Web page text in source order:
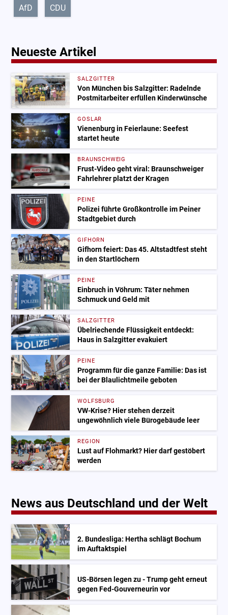
AfD CDU
Neueste Artikel
SALZGITTER
Von München bis Salzgitter: Radelnde
Postmitarbeiter erfüllen Kinderwünsche
GOSLAR
Vienenburg in Feierlaune: Seefest
startet heute
BRAUNSCHWEIG
Frust-Video geht viral: Braunschweiger
Fahrlehrer platzt der Kragen
PEINE
Polizei führte Großkontrolle im Peiner
Stadtgebiet durch
GIFHORN
Gifhorn feiert: Das 45. Altstadtfest steht
in den Startlöchern
PEINE
Einbruch in Vöhrum: Täter nehmen
Schmuck und Geld mit
SALZGITTER
Übelriechende Flüssigkeit entdeckt:
Haus in Salzgitter evakuiert
PEINE
Programm für die ganze Familie: Das ist
bei der Blaulichtmeile geboten
WOLFSBURG
VW-Krise? Hier stehen derzeit
ungewöhnlich viele Bürogebäude leer
REGION
Lust auf Flohmarkt? Hier darf gestöbert
werden
News aus Deutschland und der Welt
2. Bundesliga: Hertha schlägt Bochum
im Auftaktspiel
US-Börsen legen zu - Trump geht erneut
gegen Fed-Gouverneurin vor